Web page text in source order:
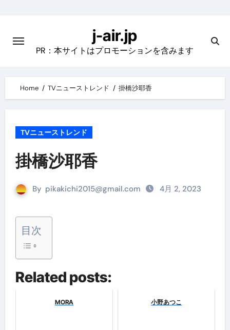
content
j-air.jp
PR：本サイトはプロモーションを含みます
Home TVニューストレンド 掛橋沙耶香
TVニューストレンド
掛橋沙耶香
By pikakichi2015@gmail.com 4月 2, 2023
目次
Related posts:
MORA 小野あつこ